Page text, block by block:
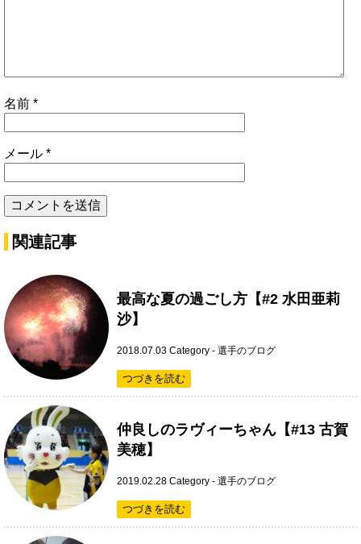
名前 *
メール *
関連記事
最高な夏の過ごし方【#2 水田亜莉
沙】
2018.07.03 Category - 選手のブログ
つづきを読む
仲良しのラヴィーちゃん【#13 古賀
美穂】
2019.02.28 Category - 選手のブログ
つづきを読む